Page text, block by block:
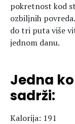
pokretnost kod
ozbiljnih
do tri puta više
jednom danu.
Jedna
sadrži:
Kalorija: 191